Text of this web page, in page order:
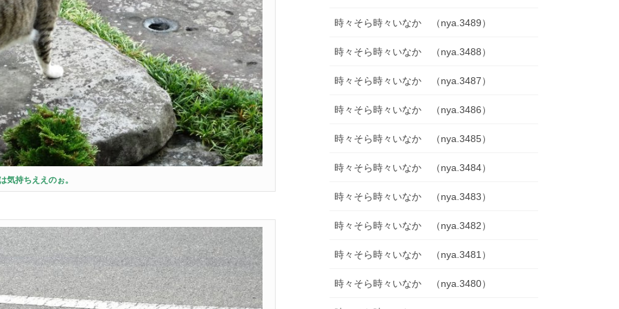
気持ちええのぉ。
時々そら時々いなか （nya.3489）
時々そら時々いなか （nya.3488）
時々そら時々いなか （nya.3487）
時々そら時々いなか （nya.3486）
時々そら時々いなか （nya.3485）
時々そら時々いなか （nya.3484）
時々そら時々いなか （nya.3483）
時々そら時々いなか （nya.3482）
時々そら時々いなか （nya.3481）
時々そら時々いなか （nya.3480）